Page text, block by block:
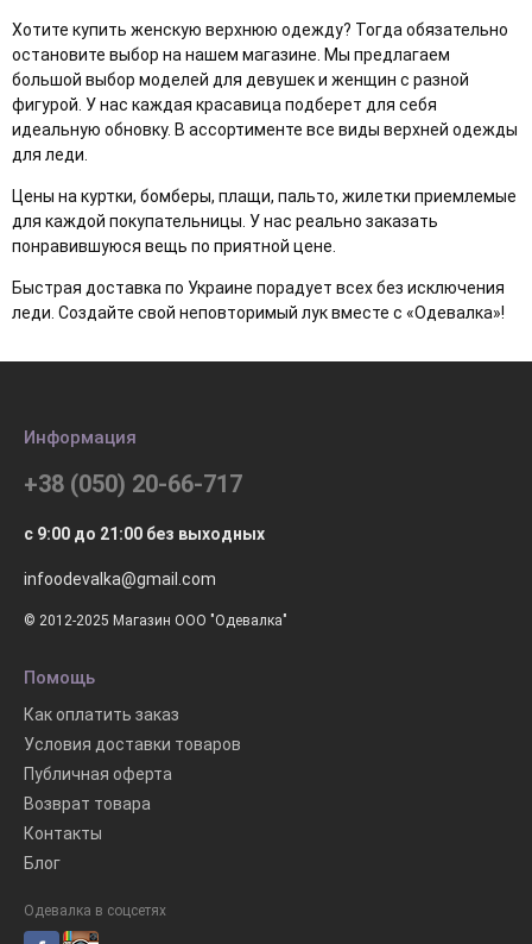
Хотите купить женскую верхнюю одежду? Тогда обязательно
остановите выбор на нашем магазине. Мы предлагаем
большой выбор моделей для девушек и женщин с разной
фигурой. У нас каждая красавица подберет для себя
идеальную обновку. В ассортименте все виды верхней одежды
для леди.
Цены на куртки, бомберы, плащи, пальто, жилетки приемлемые
для каждой покупательницы. У нас реально заказать
понравившуюся вещь по приятной цене.
Быстрая доставка по Украине порадует всех без исключения
леди. Создайте свой неповторимый лук вместе с «Одевалка»!
Информация
+38 (050) 20-66-717
с 9:00 до 21:00 без выходных
infoodevalka@gmail.com
© 2012-2025 Магазин ООО "Одевалка"
Помощь
Как оплатить заказ
Условия доставки товаров
Публичная оферта
Возврат товара
Контакты
Блог
Одевалка в соцсетях